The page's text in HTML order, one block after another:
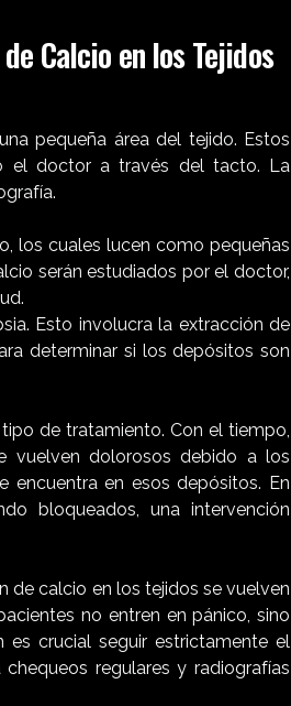
Calcio en los Tejidos
pequeña área del tejido. Estos
el doctor a través del tacto. La
los cuales lucen como pequeñas
serán estudiados por el doctor,
Esto involucra la extracción de
determinar si los depósitos son
de tratamiento. Con el tiempo,
vuelven dolorosos debido a los
encuentra en esos depósitos. En
bloqueados, una intervención
de calcio en los tejidos se vuelven
no entren en pánico, sino
es crucial seguir estrictamente el
regulares y radiografías